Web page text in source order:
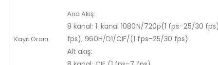
Kayıt Oranı
Ana Akış:
8 kanal: 1. kanal 1080N/720p(1 fps–25/30
fps); 960H/D1/CIF/(1 fps–25/30 fps)
Alt akış: